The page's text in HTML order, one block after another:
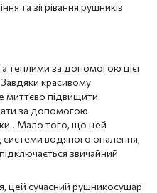
та зігрівання рушників
теплими за допомогою цієї
красивому
миттєво підвищити
за допомогою
. Мало того, що цей
водяного опалення,
звичайний
цей сучасний рушникосушар